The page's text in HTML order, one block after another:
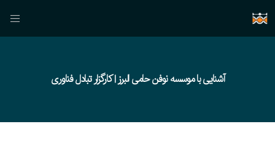
آشنایی با موسسه نوفن حامی البرز | کارگزار تبادل فناوری